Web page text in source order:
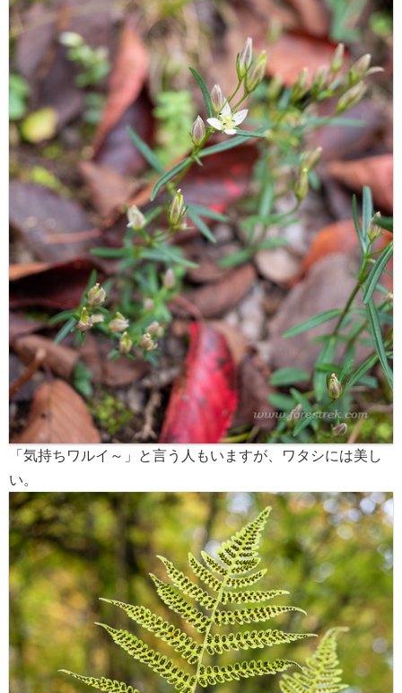
「気持ちワルイ～」と言う人もいますが、ワタシには美し
い。